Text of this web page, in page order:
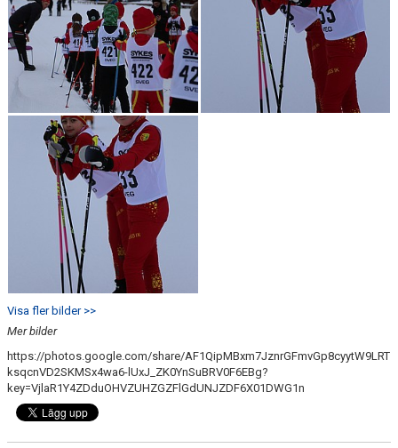
Visa fler bilder >>
Mer bilder
https://photos.google.com/share/AF1QipMBxm7JznrGFmvGp8cyytW9LRT
ksqcnVD2SKMSx4wa6-lUxJ_ZK0YnSuBRV0F6EBg?
key=VjlaR1Y4ZDduOHVZUHZGZFlGdUNJZDF6X01DWG1n